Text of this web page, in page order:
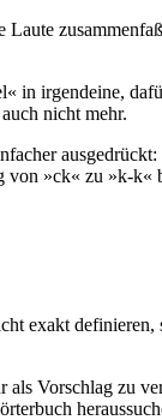
irgendeine,
nicht mehr.
»ck« zu »k-
exakt
Vorschlag zu